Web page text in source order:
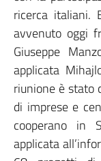
ricerca italiani.
avvenuto oggi
Giuseppe
applicata
riunione è stato
di imprese e
cooperano in
applicata